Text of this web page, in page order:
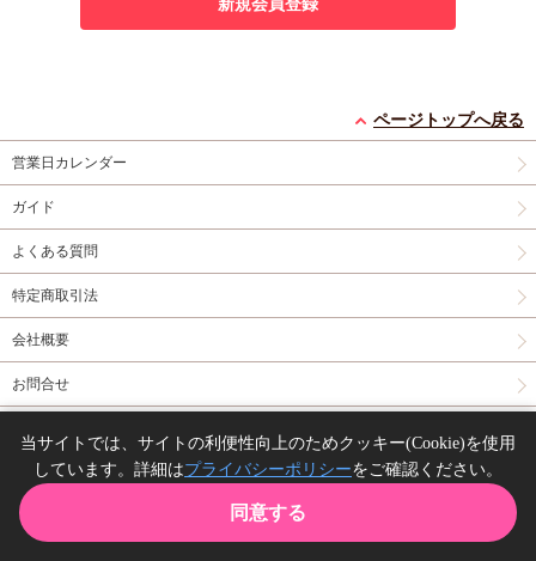
新規会員登録
ページトップへ戻る
営業日カレンダー
ガイド
よくある質問
特定商取引法
会社概要
お問合せ
Copyright(C) comicomi studio. All right reserved.
当サイトでは、サイトの利便性向上のためクッキー(Cookie)を使用
しています。詳細はプライバシーポリシーをご確認ください。
同意する